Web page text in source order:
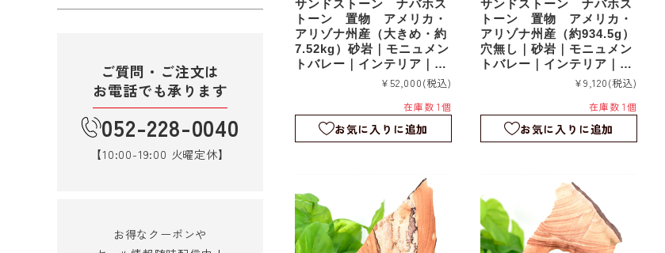
サンドストーン ナバホス
トーン 置物 アメリカ・
アリゾナ州産（大きめ・約
7.52kg）砂岩｜モニュメン
トバレー｜インテリア｜オ
ブジェ｜sds024¥52,000(税込)
在庫数 1個
お気に入りに追加
サンドストーン ナバホス
トーン 置物 アメリカ・
アリゾナ州産（約934.5g）
穴無し｜砂岩｜モニュメン
トバレー｜インテリア｜オ
¥9,120(税込)
在庫数 1個
お気に入りに追加
ご質問・ご注文は
お電話でも承ります
052-228-0040
【10:00-19:00 火曜定休】
お得なクーポンや